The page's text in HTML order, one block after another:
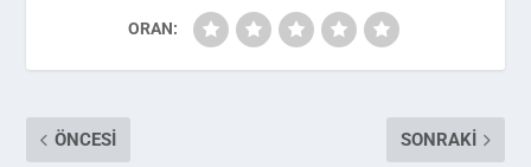
ORAN:
ÖNCESI SONRAKI